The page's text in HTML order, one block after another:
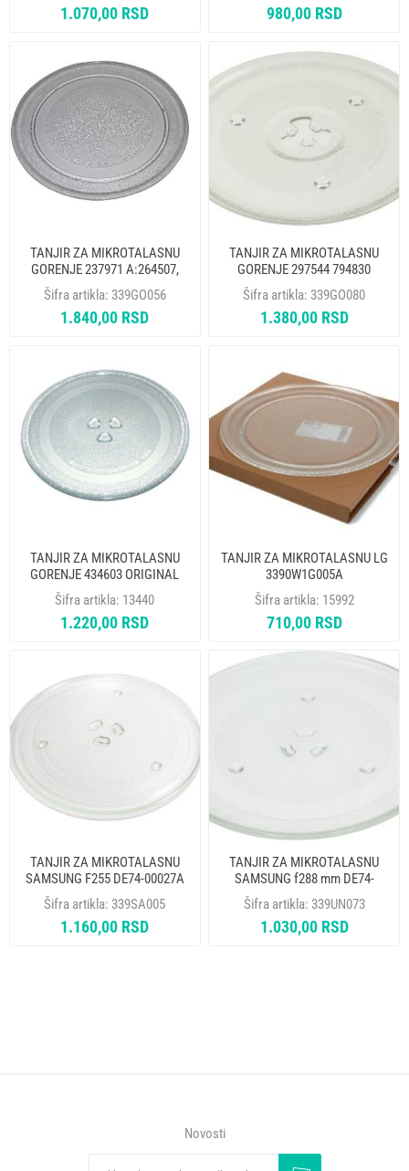
1.070,00 RSD 980,00 RSD
TANJIR ZA MIKROTALASNU
GORENJE 237971 A:264507,
259252, 278745 ORIGINAL
Šifra artikla: 339GO056
1.840,00 RSD
TANJIR ZA MIKROTALASNU
GORENJE 297544 794830
ORIGINAL
Šifra artikla: 339GO080
1.380,00 RSD
TANJIR ZA MIKROTALASNU
GORENJE 434603 ORIGINAL
Šifra artikla: 13440
1.220,00 RSD
TANJIR ZA MIKROTALASNU LG
3390W1G005A
Šifra artikla: 15992
710,00 RSD
TANJIR ZA MIKROTALASNU
SAMSUNG F255 DE74-00027A
MCW014UN
Šifra artikla: 339SA005
1.160,00 RSD
TANJIR ZA MIKROTALASNU
SAMSUNG f288 mm DE74-
20102D
Šifra artikla: 339UN073
1.030,00 RSD
Novosti